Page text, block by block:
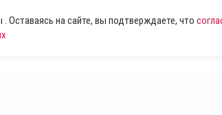
на сайте, вы подтверждаете, что